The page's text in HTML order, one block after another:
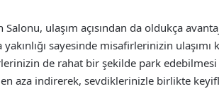
Salonu, ulaşım açısından da oldukça
sayesinde misafirlerinizin
de rahat bir şekilde park
aza indirerek, sevdiklerinizle birlikte